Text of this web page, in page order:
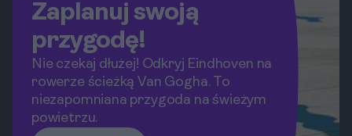
Zaplanuj swoją
przygodę!
Nie czekaj dłużej! Odkryj Eindhoven na
rowerze ścieżką Van Gogha. To
niezapomniana przygoda na świeżym
powietrzu.